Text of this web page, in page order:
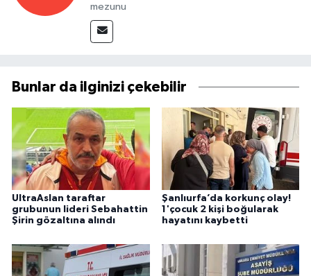
mezunu
Bunlar da ilginizi çekebilir
UltraAslan taraftar
grubunun lideri Sebahattin
Şirin gözaltına alındı
Şanlıurfa’da korkunç olay!
1'çocuk 2 kişi boğularak
hayatını kaybetti